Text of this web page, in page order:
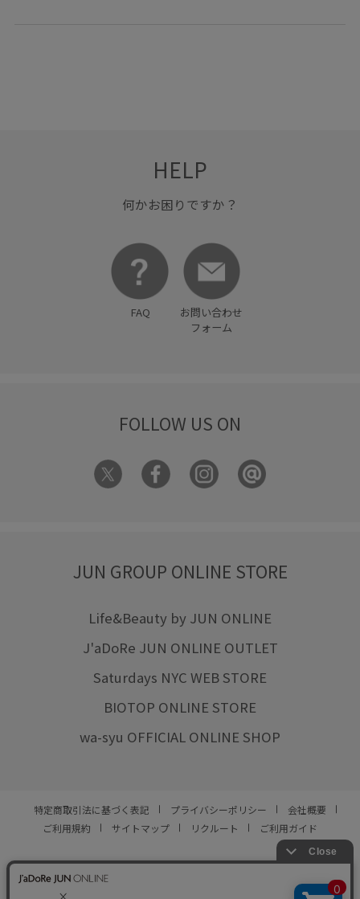
HELP
何かお困りですか？
FAQ
お問い合わせ
フォーム
FOLLOW US ON
JUN GROUP ONLINE STORE
Life&Beauty by JUN ONLINE
J'aDoRe JUN ONLINE OUTLET
Saturdays NYC WEB STORE
BIOTOP ONLINE STORE
wa-syu OFFICIAL ONLINE SHOP
特定商取引法に基づく表記 プライバシーポリシー
会社概要
ご利用規約
サイトマップ リクルート ご利用ガイド